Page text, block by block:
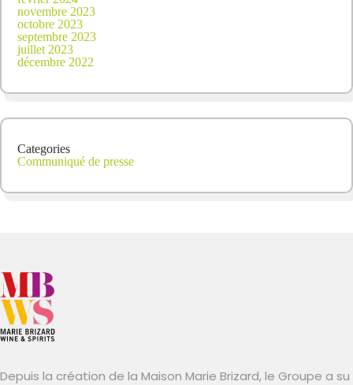
novembre 2023
octobre 2023
septembre 2023
juillet 2023
décembre 2022
Categories
Communiqué de presse
Depuis la création de la Maison Marie Brizard, le Groupe a su